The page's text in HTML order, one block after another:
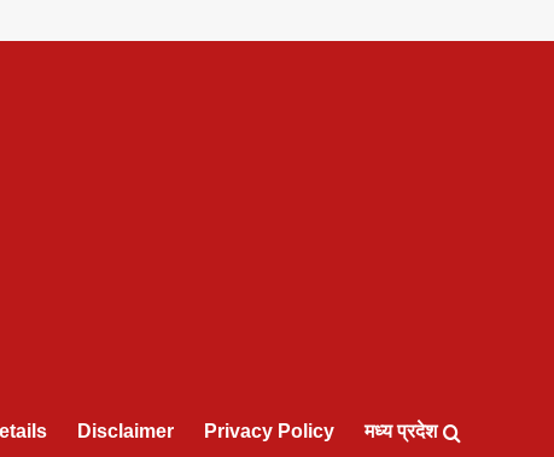
Disclaimer Privacy Policy मध्य प्रदेश